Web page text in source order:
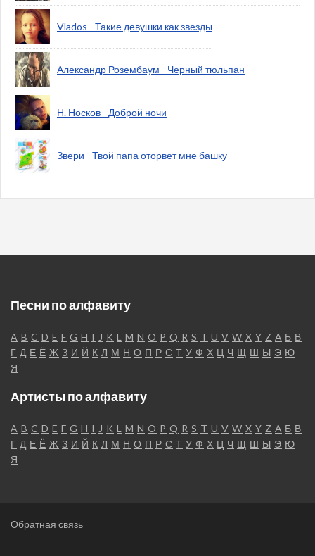
Vlados - Такие девушки как звезды
Александр Розембаум - Черный тюльпан
Н. Носков - Доброй ночи
Звери - Твой папа оторвет мне башку
Песни по алфавиту
A B C D E F G H I J K L M N O P Q R S T U V W X Y Z А Б В
Г Д Е Ё Ж З И Й К Л М Н О П Р С Т У Ф Х Ц Ч Щ Ш Ы Э Ю
Я
Артисты по алфавиту
A B C D E F G H I J K L M N O P Q R S T U V W X Y Z А Б В
Г Д Е Ё Ж З И Й К Л М Н О П Р С Т У Ф Х Ц Ч Щ Ш Ы Э Ю
Я
Обратная связь